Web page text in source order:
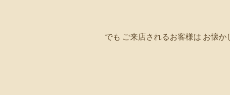
でも ご来店されるお客様は お懐